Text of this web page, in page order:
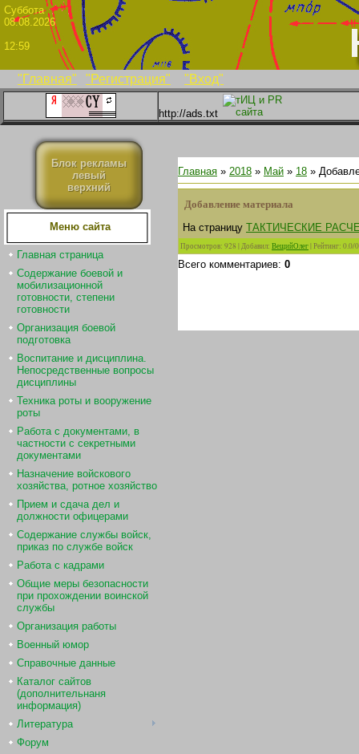
"Главная" "Регистрация" "Вход"
08.08.2026
12:59
http://ads.txt
Блок рекламы
левый
верхний
Меню сайта
Главная страница
Содержание боевой и
мобилизационной
готовности, степени
готовности
Организация боевой
подготовка
Воспитание и дисциплина.
Непосредственные вопросы
дисциплины
Техника роты и вооружение
роты
Работа с документами, в
частности с секретными
документами
Назначение войскового
хозяйства, ротное хозяйство
Прием и сдача дел и
должности офицерами
Содержание службы войск,
приказ по службе войск
Работа с кадрами
Общие меры безопасности
при прохождении воинской
службы
Организация работы
Военный юмор
Справочные данные
Каталог сайтов
(дополнительнаня
информация)
Литература
Форум
Главная » 2018 » Май » 18 »
Добавление материала
На страницу ТАКТИЧЕСКИЕ
Просмотров: 928 |Добавил: ВещийОлег|Рейтинг: 0.0/0
Всего комментариев: 0